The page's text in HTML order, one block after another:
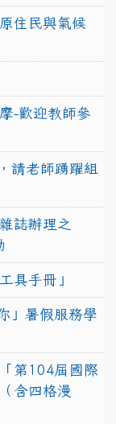
住民與氣候
-歡迎教師參
請老師踴躍組
誌辦理之
具手冊」
」暑假服務學
第104屆國際
含四格漫